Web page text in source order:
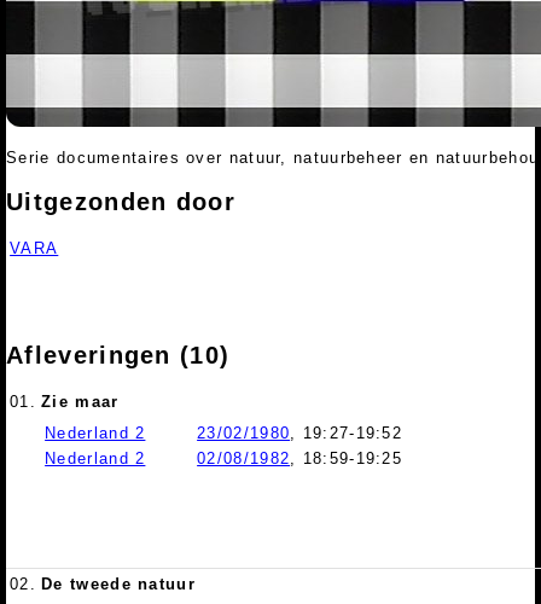
Serie documentaires over natuur, natuurbeheer en
Uitgezonden door
VARA
Afleveringen (10)
01.
Zie maar
Nederland 2
23/02/1980 , 19:27-19:52
Nederland 2
02/08/1982 , 18:59-19:25
02.
De tweede natuur